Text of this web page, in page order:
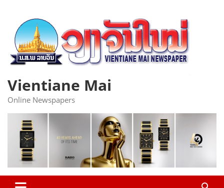
content
Vientiane Mai
Online Newspapers